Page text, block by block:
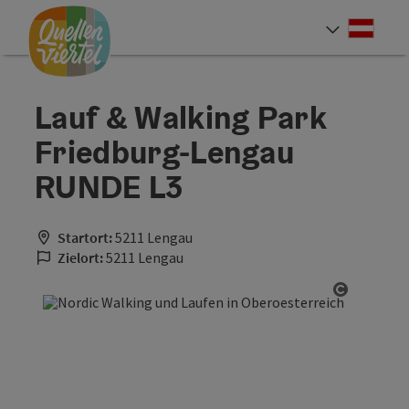
Zum Inhalt
Zur Navigation
Zum Seitenanfang
Lauf & Walking Park
Friedburg-Lengau
RUNDE L3
Startort:5211 Lengau
Zielort:5211 Lengau